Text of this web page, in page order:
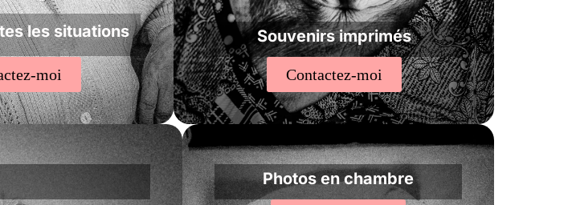
les situations
moi
Souvenirs imprimés
Contactez-moi
Photos en chambre